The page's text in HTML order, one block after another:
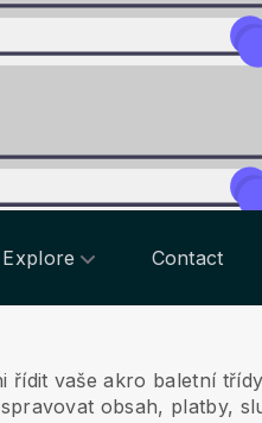
Explore Contact
řídit vaše akro baletní třídy
obsah, platby,